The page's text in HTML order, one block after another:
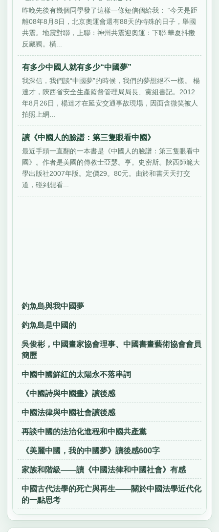
昨晚先後有幾個同學發了這樣一條短信個給我： “今天是距
離08年8月8日，北京奧運會還有88天的特殊的日子，舉國
共震。地震對聯，上聯：神州共震迎奧運：下聯:華夏抖擻
反藏獨。橫...
有多少中國人就有多少“中國夢”
我深信，我們談“中國夢”的時候，我們的夢想絕不一樣。 楊
達才，陝西省安全生產監督管理局局長、黨組書記。2012
年8月26日，楊達才在延安交通事故現場，因面含微笑被人
拍照上網...
讀《中國人的臉譜：第三隻眼看中國》
最近手頭一直翻的一本書是《中國人的臉譜：第三隻眼看中
國》。作者是美國的傳教士亞瑟。亨。史密斯。陝西師範大
學出版社2007年版。定價29。80元。由於和書天天打交
道，碰到想看...
釣魚島與我中國夢
釣魚島是中國的
吳俊彬，中國畫家協會理事、中國書畫藝術協會會員
簡歷
中國中國鮮紅的太陽永不落串詞
《中國詩與中國畫》讀後感
中國法律與中國社會讀後感
再談中國的法治化進程和中國共產黨
《美麗中國，我的中國夢》讀後感600字
家族和階級——讀《中國法律和中國社會》有感
中國古代法學的死亡與再生——關於中國法學近代化
的一點思考